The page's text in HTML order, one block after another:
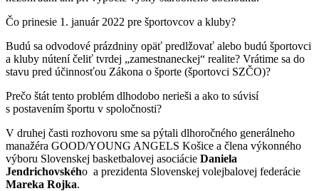
Čo prinesie 1. január 2022 pre športovcov a kluby?
Budú sa odvodové prázdniny opäť predlžovať alebo budú športovci
a kluby nútení čeliť tvrdej „zamestnaneckej“ realite? Vrátime sa do
stavu pred účinnosťou Zákona o športe (športovci SZČO)?
Prečo štát tento problém dlhodobo nerieši a ako to súvisí
s postavením športu v spoločnosti?
V druhej časti rozhovoru sme sa pýtali dlhoročného generálneho
manažéra GOOD/YOUNG ANGELS Košice a člena výkonného
výboru Slovenskej basketbalovej asociácie Daniela
Jendrichovského a prezidenta Slovenskej volejbalovej federácie
Mareka Rojka.